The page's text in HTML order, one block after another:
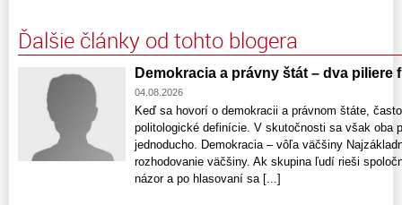
Ďalšie články od tohto blogera
Demokracia a právny štát – dva
04.08.2026
Keď sa hovorí o demokracii a právnom štáte,
politologické definície. V skutočnosti sa však oba
jednoducho. Demokracia – vôľa väčšiny
rozhodovanie väčšiny. Ak skupina ľudí rieši
názor a po hlasovaní sa [...]